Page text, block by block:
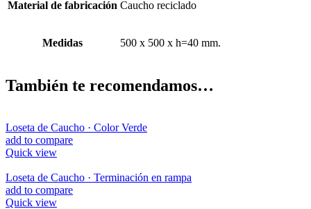
Material de fabricación Caucho reciclado
Medidas 500 x 500 x h=40 mm.
También te recomendamos…
Loseta de Caucho · Color Verde
add to compare
Quick view
Loseta de Caucho · Terminación en rampa
add to compare
Quick view